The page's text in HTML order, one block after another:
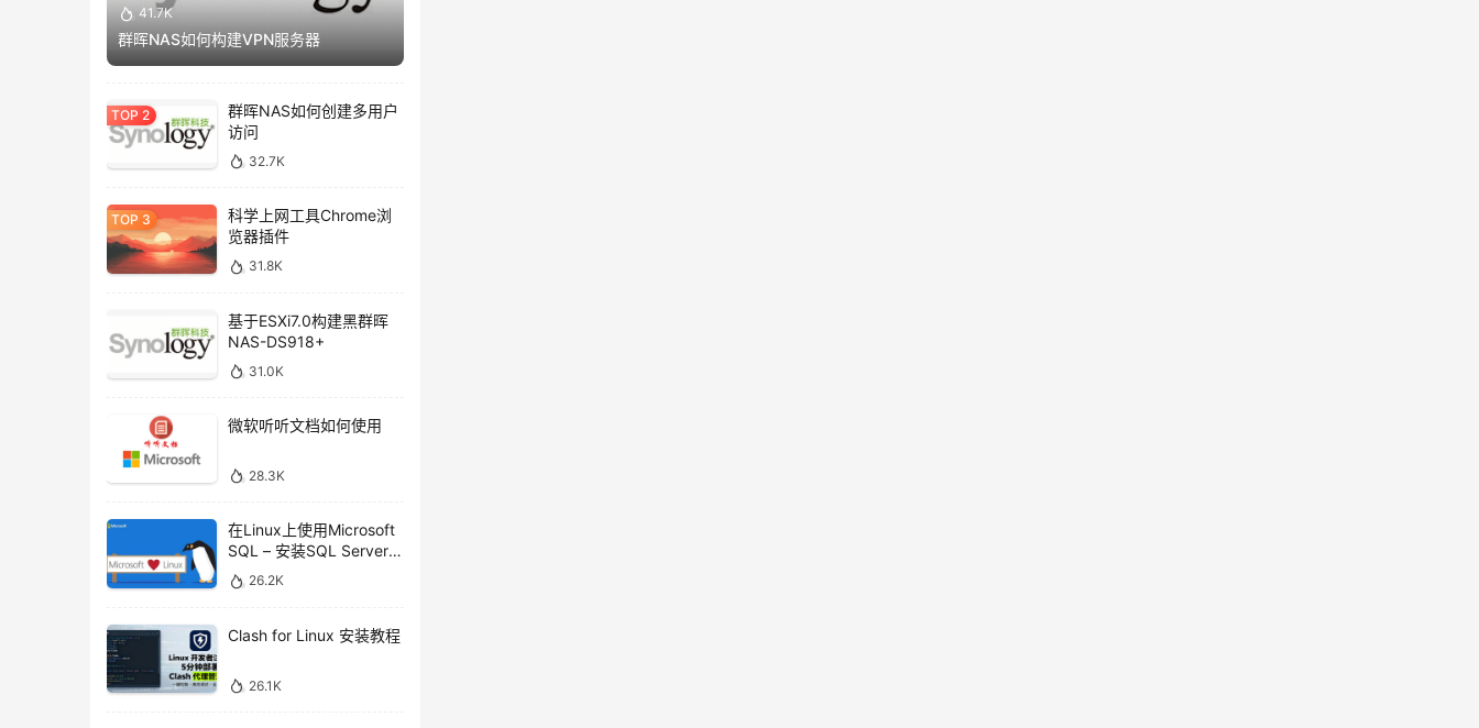
41.7K
群晖NAS如何构建VPN服务器
群晖NAS如何创建多用户
访问
32.7K
科学上网工具Chrome浏
览器插件
31.8K
基于ESXi7.0构建黑群晖
NAS-DS918+
31.0K
微软听听文档如何使用
28.3K
在Linux上使用Microsoft
SQL – 安装SQL Server命
令行工具
26.2K
Clash for Linux 安装教程
26.1K